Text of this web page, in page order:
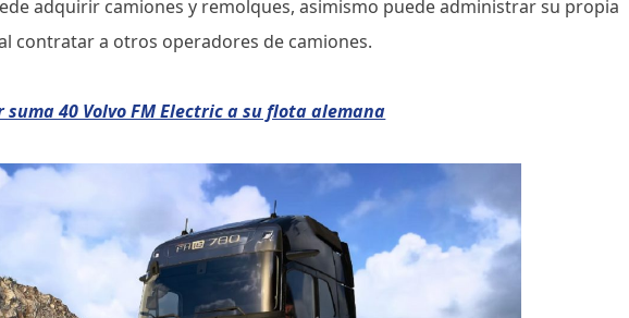
adquirir camiones y remolques, asimismo puede administrar su propia
contratar a otros operadores de camiones.
suma 40 Volvo FM Electric a su flota alemana